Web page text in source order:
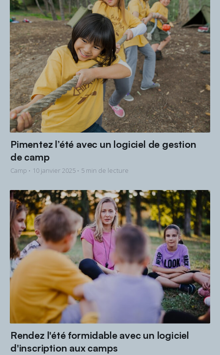
Pimentez l’été avec un logiciel de gestion
de camp
Camp • 10 janvier 2025 • 5 min de lecture
Rendez l'été formidable avec un logiciel
d'inscription aux camps